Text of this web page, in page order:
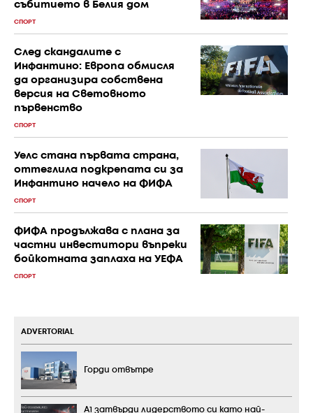
събитието в Белия дом
СПОРТ
След скандалите с
Инфантино: Европа обмисля
да организира собствена
версия на Световното
първенство
СПОРТ
Уелс стана първата страна,
оттеглила подкрепата си за
Инфантино начело на ФИФА
СПОРТ
ФИФА продължава с плана за
частни инвеститори въпреки
бойкотната заплаха на УЕФА
СПОРТ
ADVERTORIAL
Горди отвътре
А1 затвърди лидерството си като най-